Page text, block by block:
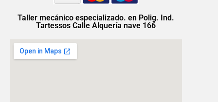
Taller mecánico especializado. en Polig. Ind.
Tartessos Calle Alquería nave 166